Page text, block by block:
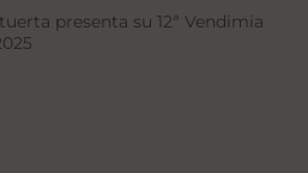
presenta su 12ª Vendimia